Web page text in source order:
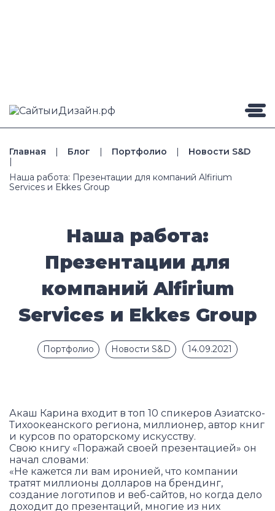
Главная | Блог | Портфолио |
Новости S&D
|
Наша работа: Презентации для компаний Alfirium
Services и Ekkes Group
Наша работа:
Презентации для
компаний Alfirium
Services и Ekkes Group
Портфолио Новости S&D 14.09.2021
Акаш Карина входит в топ 10 спикеров Азиатско-
Тихоокеанского региона, миллионер, автор книг
и курсов по ораторскому искусству.
Свою книгу «Поражай своей презентацией» он
начал словами:
«Не кажется ли вам иронией, что компании
тратят миллионы долларов на брендинг,
создание логотипов и веб-сайтов, но когда дело
доходит до презентаций, многие из них